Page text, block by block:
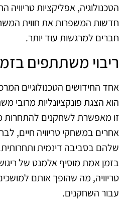
הטכנולוגיה, אפליקציות
חדשות המשפרות את חווית
חברים למרגשות עוד יותר.
ריבוי משתתפים
אחד החידושים הטכנולוגיים
הוא הצגת פונקציונליות מרובי
זו מאפשרת לשחקנים להתחרות
אחרים במשחקי טריוויה חיים,
שלהם בסביבה דינמית
בזמן אמת מוסיף אלמנט של
טריוויה, מה שהופך אותם
עבור השחקנים.